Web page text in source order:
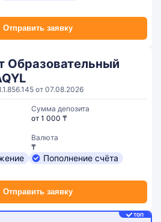
Отправить заявку
Образовательный
от 07.08.2026
Отправить заявку
Сумма депозита
от 1 000 ₸
Валюта
₸
Пополнение счёта
ТОП